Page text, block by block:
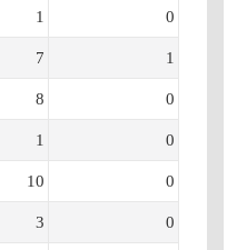
1 0
7 1
8 0
1 0
10 0
3 0